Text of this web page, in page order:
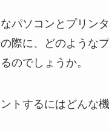
パソコンとプリン
際に、どのような
のでしょうか。
トするにはどんな